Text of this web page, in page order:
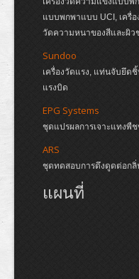
แบบพกพาแบบ UCI, เครื่
วัดความหนาของสีและผิว
Sundoo
เครื่องวัดแรง, แท่นจับยึด
แรงบิด
EPG Systems
ชุดแปรผลการเจาะแทงพื
ARS
ชุดทดสอบการดึงดูดต่อกลิ่
แผนที่